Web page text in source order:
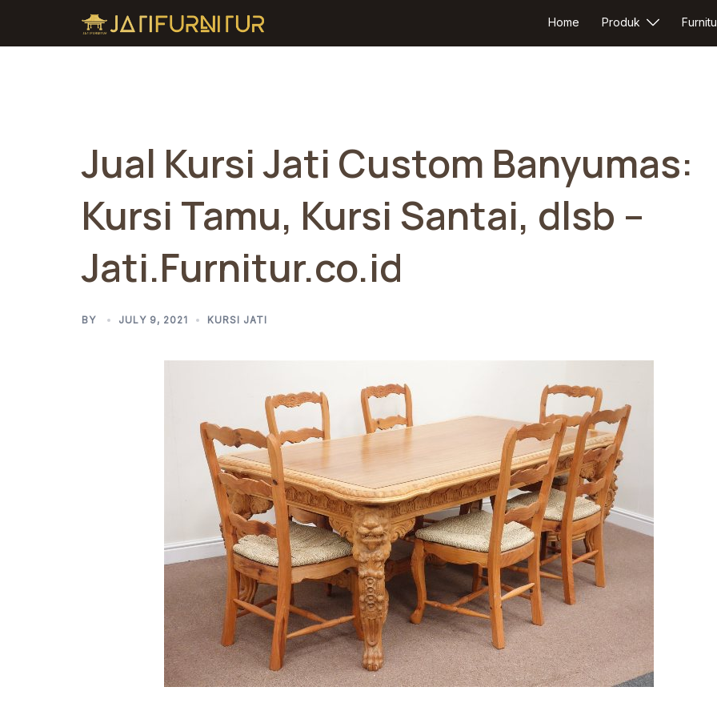
content
Home Produk
Jual Kursi Jati Custom Banyumas:
Kursi Tamu, Kursi Santai, dlsb –
Jati.Furnitur.co.id
BY JULY 9, 2021 KURSI JATI